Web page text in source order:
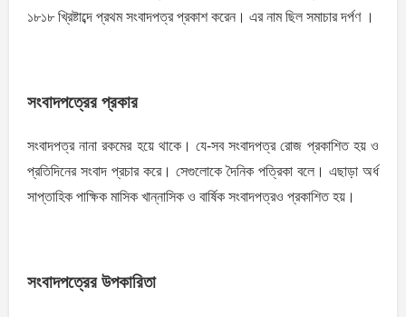
১৮১৮ খ্রিষ্টাব্দে প্রথম সংবাদপত্র প্রকাশ করেন। এর নাম ছিল সমাচার দর্পণ ।
সংবাদপত্রের প্রকার
সংবাদপত্র নানা রকমের হয়ে থাকে। যে-সব সংবাদপত্র রোজ প্রকাশিত হয় ও
প্রতিদিনের সংবাদ প্রচার করে। সেগুলোকে দৈনিক পত্রিকা বলে। এছাড়া অর্ধ
সাপ্তাহিক পাক্ষিক মাসিক খান্নাসিক ও বার্ষিক সংবাদপত্রও প্রকাশিত হয়।
সংবাদপত্রের উপকারিতা